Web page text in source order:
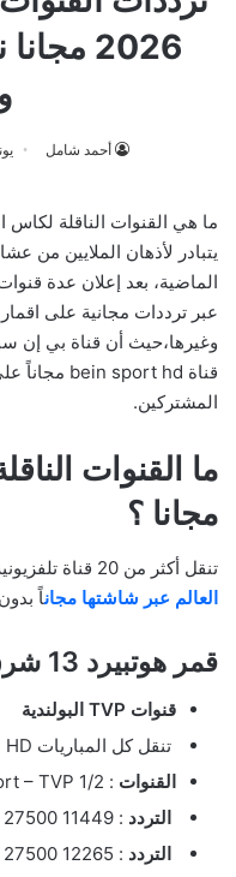
2026
أحمد شامل يونيو
يتبادر لأذهان الملايين من
الماضية، بعد إعلان عدة
عبر ترددات مجانية على
قناة bein sport hd مجاناً على
المشتركين.
مجانا ؟
تنقل أكثر من 20 قناة تلفزيونية حول العالم
العالم عبر شاشتها مجاناً
قمر هوتبيرد 13 شرق
قنوات TVP البولندية
تنقل كل المباريات HD
القنوات : TVP Sport – TVP 1/2
التردد : 11449 H 27500
التردد : 12265 V 27500